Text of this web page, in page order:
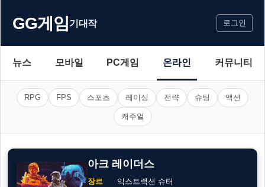
GG게임기대작 로그인
뉴스 모바일 PC게임 온라인 커뮤니티
RPG FPS 스포츠 레이싱 전략 슈팅 액션
캐주얼
아크 레이더스
장르
익스트랙션 슈터